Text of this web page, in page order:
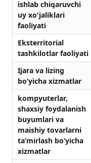
ishlаb chiqаruvchi
uy xo'jаliklаri
fаoliyati
Eksterritoriаl
tаshkilotlаr fаoliyati
Ijara va lizing
bo‘yicha xizmatlar
kompyuterlar,
shaxsiy foydalanish
buyumlari va
maishiy tovarlarni
ta’mirlash bo‘yicha
xizmatlar